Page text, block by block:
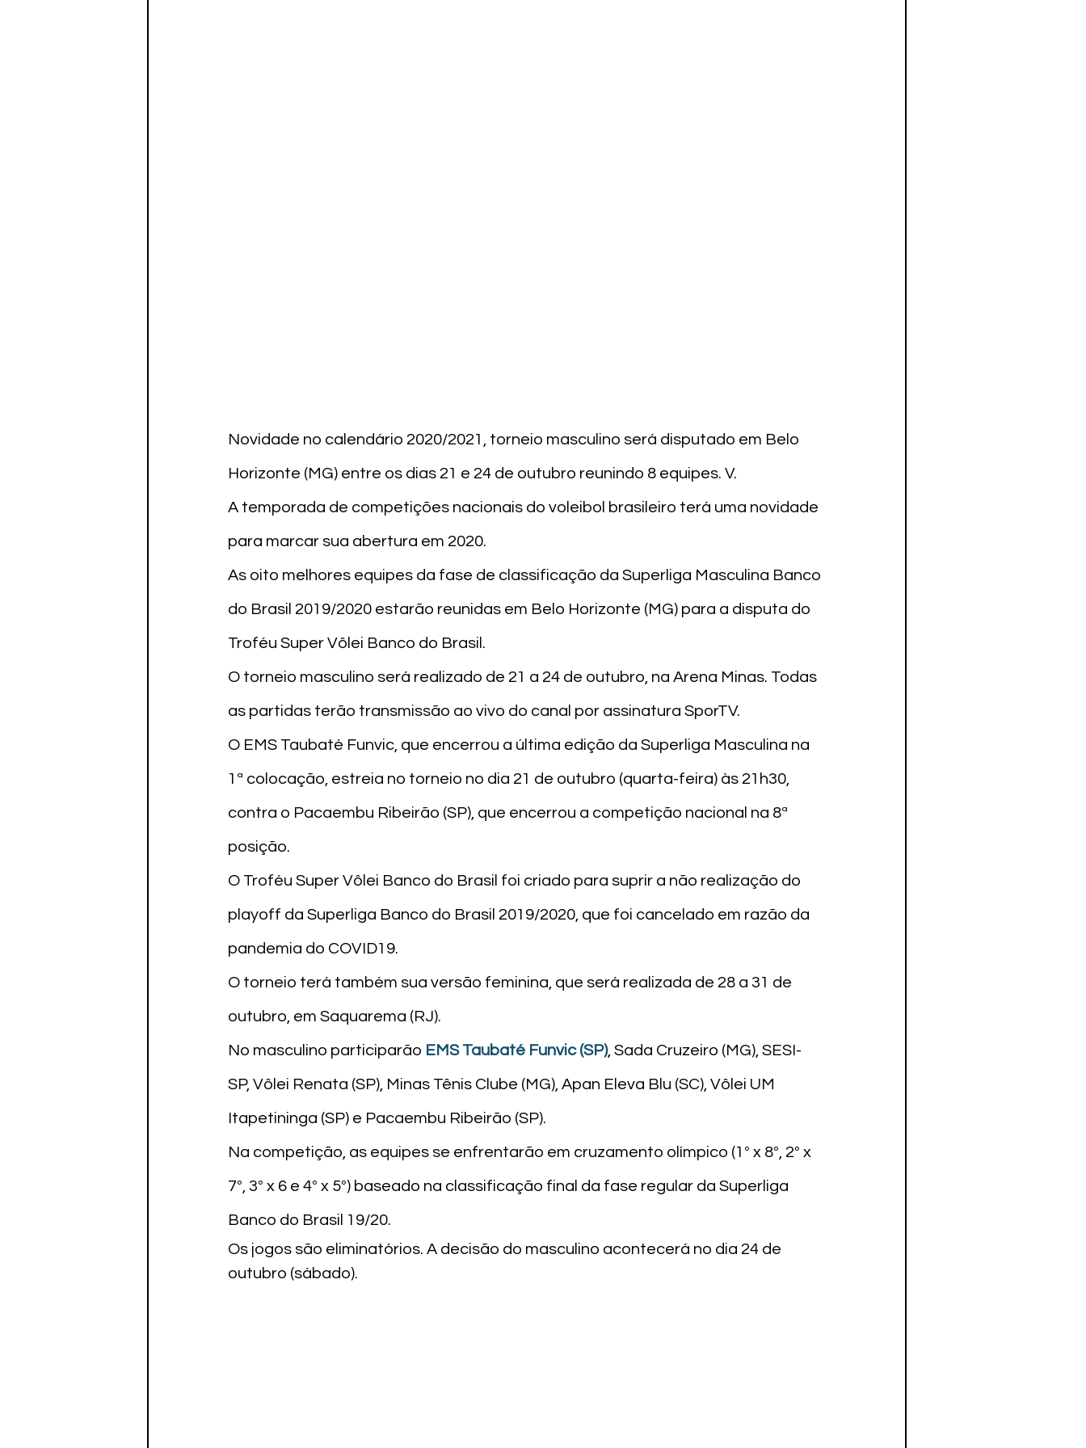
Novidade no calendário 2020/2021, torneio masculino será disputado em Belo
Horizonte (MG) entre os dias 21 e 24 de outubro reunindo 8 equipes. V.
A temporada de competições nacionais do voleibol brasileiro terá uma novidade
para marcar sua abertura em 2020.
As oito melhores equipes da fase de classificação da Superliga Masculina Banco
do Brasil 2019/2020 estarão reunidas em Belo Horizonte (MG) para a disputa do
Troféu Super Vôlei Banco do Brasil.
O torneio masculino será realizado de 21 a 24 de outubro, na Arena Minas. Todas
as partidas terão transmissão ao vivo do canal por assinatura SporTV.
O EMS Taubaté Funvic, que encerrou a última edição da Superliga Masculina na
1ª colocação, estreia no torneio no dia 21 de outubro (quarta-feira) às 21h30,
contra o Pacaembu Ribeirão (SP), que encerrou a competição nacional na 8ª
posição.
O Troféu Super Vôlei Banco do Brasil foi criado para suprir a não realização do
playoff da Superliga Banco do Brasil 2019/2020, que foi cancelado em razão da
pandemia do COVID19.
O torneio terá também sua versão feminina, que será realizada de 28 a 31 de
outubro, em Saquarema (RJ).
No masculino participarão EMS Taubaté Funvic (SP), Sada Cruzeiro (MG), SESI-
SP, Vôlei Renata (SP), Minas Tênis Clube (MG), Apan Eleva Blu (SC), Vôlei UM
Itapetininga (SP) e Pacaembu Ribeirão (SP).
Na competição, as equipes se enfrentarão em cruzamento olímpico (1º x 8º, 2º x
7º, 3º x 6 e 4º x 5º) baseado na classificação final da fase regular da Superliga
Banco do Brasil 19/20.
Os jogos são eliminatórios. A decisão do masculino acontecerá no dia 24 de
outubro (sábado).